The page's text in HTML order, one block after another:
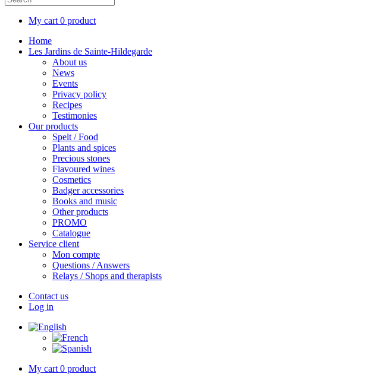
My cart 0 product
Home
Les Jardins de Sainte-Hildegarde
About us
News
Events
Privacy policy
Recipes
Testimonies
Our products
Spelt / Food
Plants and spices
Precious stones
Flavoured wines
Cosmetics
Badger accessories
Books and music
Other products
PROMO
Catalogue
Service client
Mon compte
Questions / Answers
Relays / Shops and therapists
Contact us
Log in
My cart 0 product